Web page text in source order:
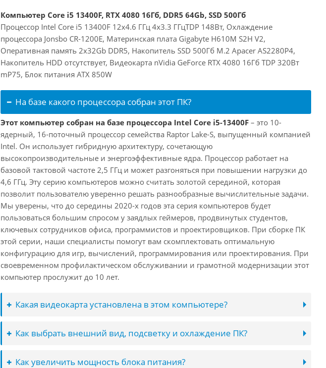
Компьютер Core i5 13400F, RTX 4080 16Гб, DDR5 64Gb, SSD 500Гб
Процессор Intel Core i5 13400F 12x4.6 ГГц 4x3.3 ГГцTDP 148Вт, Охлаждение
процессора Jonsbo CR-1200E, Материнская плата Gigabyte H610M S2H V2,
Оперативная память 2x32Gb DDR5, Накопитель SSD 500Гб M.2 Apacer AS2280P4,
Накопитель HDD отсутствует, Видеокарта nVidia GeForce RTX 4080 16Гб TDP 320Вт
mP75, Блок питания ATX 850W
На базе какого процессора собран этот ПК?
Этот компьютер собран на базе процессора Intel Core i5-13400F – это 10-
ядерный, 16-поточный процессор семейства Raptor Lake-S, выпущенный компанией
Intel. Он использует гибридную архитектуру, сочетающую
высокопроизводительные и энергоэффективные ядра. Процессор работает на
базовой тактовой частоте 2,5 ГГц и может разгоняться при повышении нагрузки до
4,6 ГГц. Эту серию компьютеров можно считать золотой серединой, которая
позволит пользователю уверенно решать разнообразные вычислительные задачи.
Мы уверены, что до середины 2020-х годов эта серия компьютеров будет
пользоваться большим спросом у заядлых геймеров, продвинутых студентов,
ключевых сотрудников офиса, программистов и проектировщиков. При сборке ПК
этой серии, наши специалисты помогут вам скомплектовать оптимальную
конфигурацию для игр, вычислений, программирования или проектирования. При
своевременном профилактическом обслуживании и грамотной модернизации этот
компьютер прослужит до 10 лет.
Какая видеокарта установлена в этом компьютере?
Как выбрать внешний вид, подсветку и охлаждение ПК?
Как увеличить мощность блока питания?